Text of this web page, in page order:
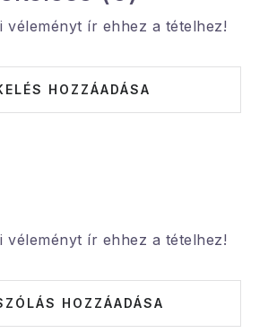
véleményt ír ehhez a tételhez!
HOZZÁADÁSA
véleményt ír ehhez a tételhez!
HOZZÁADÁSA